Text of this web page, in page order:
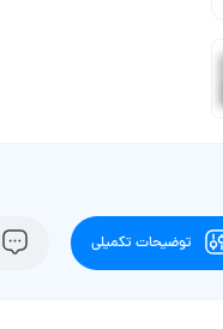
توضیحات تکمیلی